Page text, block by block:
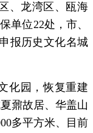
、龙湾区、瓯海
单位22处，市、
报历史文化名城
化园，恢复重建
鼐故居、华盖山
多平方米、目前